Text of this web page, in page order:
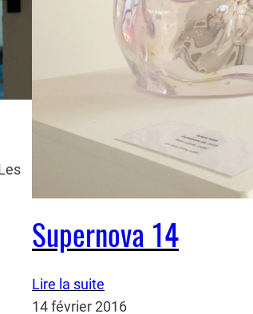
Supernova 14
Lire la suite
14 février 2016